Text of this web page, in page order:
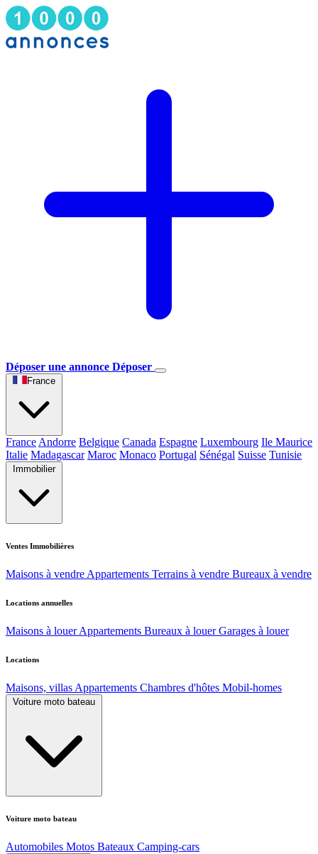
Déposer une annonce Déposer
France
France Andorre Belgique Canada Espagne Luxembourg Ile Maurice
Italie Madagascar Maroc Monaco Portugal Sénégal Suisse Tunisie
Immobilier
Ventes Immobilières
Maisons à vendre Appartements Terrains à vendre Bureaux à vendre
Locations annuelles
Maisons à louer Appartements Bureaux à louer Garages à louer
Locations
Maisons, villas Appartements Chambres d'hôtes Mobil-homes
Voiture moto bateau
Voiture moto bateau
Automobiles Motos Bateaux Camping-cars